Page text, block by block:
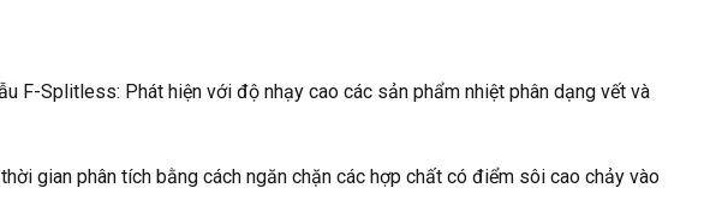
F-Splitless: Phát hiện với độ nhạy cao các sản phẩm nhiệt phân dạng vết và
gian phân tích bằng cách ngăn chặn các hợp chất có điểm sôi cao chảy vào